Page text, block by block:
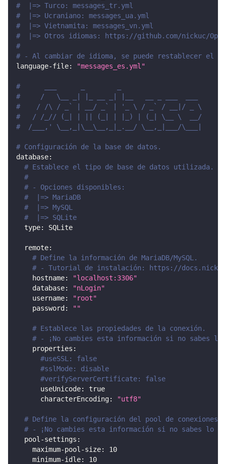
#  |=> Turco: messages_tr.yml
#  |=> Ucraniano: messages_ua.yml
#  |=> Vietnamita: messages_vn.yml
#  |=> Otros idiomas: https://github.com/nickuc/
#
# - Al cambiar de idioma, se puede restablecer el
language-file: "messages_es.yml"
#      ___      _        _
#     /   \__ _| |_ __ _| |__   __ _ ___  ___
#    / /\ / _` | __/ _` | '_ \ / _` / __|/ _ \
#   / /_// (_| | || (_| | |_) | (_| \__ \  __/
#  /___,' \__,_|\__\__,_|_.__/ \__,_|___/\___|
# Configuración de la base de datos.
database:
# Establece el tipo de base de datos utilizada.
#
# - Opciones disponibles:
#  |=> MariaDB
#  |=> MySQL
#  |=> SQLite
type: SQLite
remote:
# Define la información de MariaDB/MySQL.
# - Tutorial de instalación: https://
hostname:
"localhost:3306"
database:
"nLogin"
username:
"root"
password : ""
# Establece las propiedades de la conexión.
# - ¡No cambies esta información si no sabes lo
properties :
#useSSL: false
#sslMode: disable
#verifyServerCertificate: false
useUnicode:
true
characterEncoding: "utf8"
# Define la configuración del pool de conexiones.
# - ¡No cambies esta información si no sabes lo
pool-settings :
maximum-pool-size:
10
minimum-idle:
10